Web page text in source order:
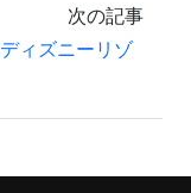
次の記事
ィズニーリゾ